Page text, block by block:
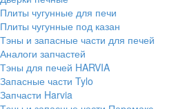
Плиты чугунные для печи
Плиты чугунные под казан
Тэны и запасные части для печей
Аналоги запчастей
Тэны для печей HARVIA
Запасные части Tylo
Запчасти Harvia